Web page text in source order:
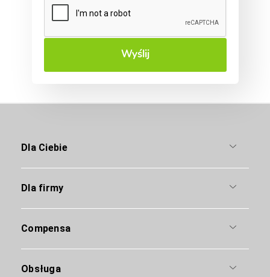
Wyślij
Dla Ciebie
Dla firmy
Compensa
Obsługa